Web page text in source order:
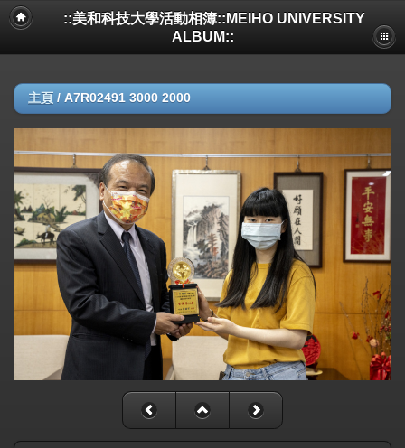
::美和科技大學活動相簿::MEIHO UNIVERSITY
ALBUM::
主頁 / A7R02491 3000 2000